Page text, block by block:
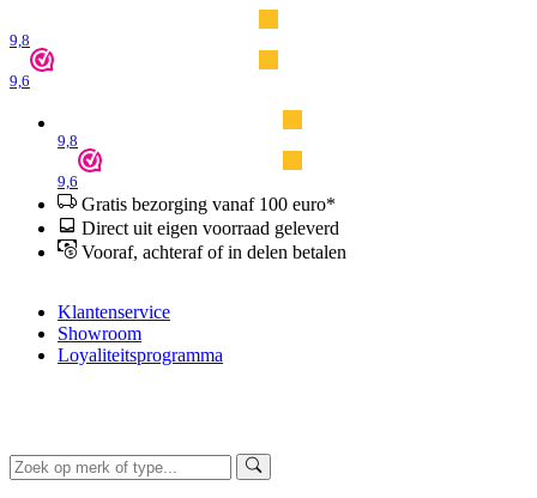
9,8
9,6
9,8
9,6
Gratis bezorging vanaf 100 euro*
Direct uit eigen voorraad geleverd
Vooraf, achteraf of in delen betalen
Klantenservice
Showroom
Loyaliteitsprogramma